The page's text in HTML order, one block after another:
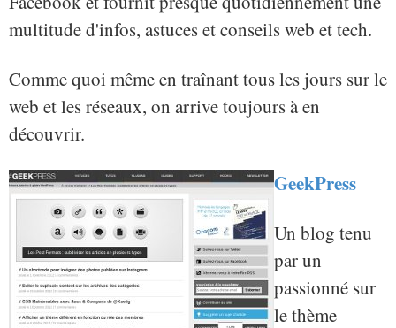
multitude d'infos, astuces et conseils web et tech.
Comme quoi même en traînant tous les jours sur le
web et les réseaux, on arrive toujours à en
découvrir.
GeekPress
Un blog tenu
par un
passionné sur
le thème